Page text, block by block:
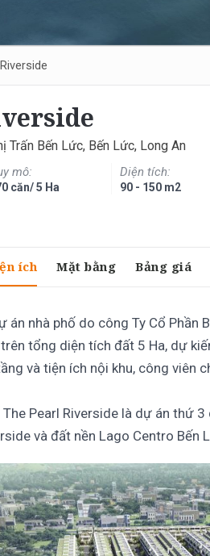
Trấn Bến Lức, Bến Lức, Long An
mô:
căn/ 5 Ha
Diện tích:
90 - 150 m2
ích Mặt bằng Bảng giá
án nhà phố do công Ty Cổ Phần
tổng diện tích đất 5 Ha, dự
và tiện ích nội khu, công viên
Pearl Riverside là dự án thứ
và đất nền Lago Centro